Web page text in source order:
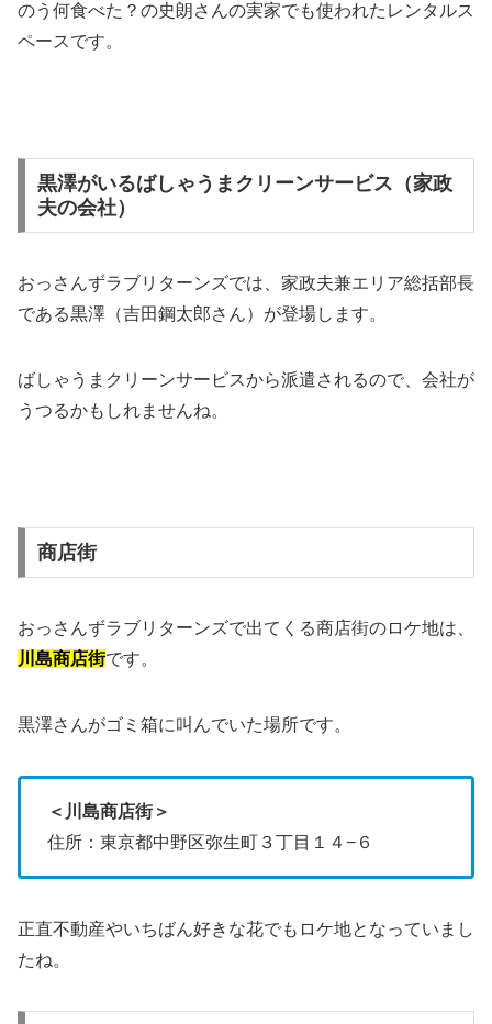
のう何食べた？ の史朗さんの実家でも使われたレンタルス
ペースです。
黒澤がいるばしゃうまクリーンサービス（家政
夫の会社）
おっさんずラブリターンズでは、家政夫兼エリア総括部長
である黒澤（吉田鋼太郎さん）が登場します。
ばしゃうまクリーンサービスから派遣されるので、会社が
うつるかもしれませんね。
商店街
おっさんずラブリターンズで出てくる商店街のロケ地は、
川島商店街です。
黒澤さんがゴミ箱に叫んでいた場所です。
＜川島商店街＞
住所：東京都中野区弥生町３丁目１４−６
正直不動産やいちばん好きな花でもロケ地となっていまし
たね。